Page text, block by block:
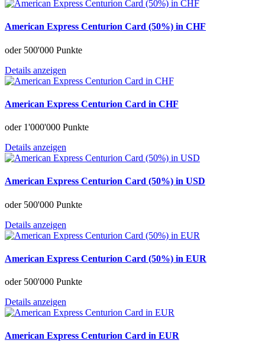
American Express Centurion Card (50%) in CHF
oder 500'000 Punkte
Details anzeigen
American Express Centurion Card in CHF
oder 1'000'000 Punkte
Details anzeigen
American Express Centurion Card (50%) in USD
oder 500'000 Punkte
Details anzeigen
American Express Centurion Card (50%) in EUR
oder 500'000 Punkte
Details anzeigen
American Express Centurion Card in EUR